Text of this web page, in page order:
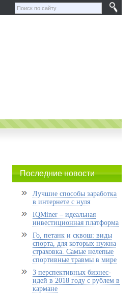
Последние новости
Лучшие способы заработка
в интернете с нуля
IQMiner – идеальная
инвестиционная платформа
Го, петанк и сквош: виды
спорта, для которых нужна
страховка. Самые нелепые
спортивные травмы в мире
3 перспективных бизнес-
идей в 2018 году с рублем в
кармане